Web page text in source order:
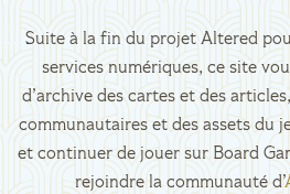
Suite à la fin du projet Altered
services numériques, ce site
d’archive des cartes et des
communautaires et des assets du
et continuer de jouer sur Board
rejoindre la communauté d’